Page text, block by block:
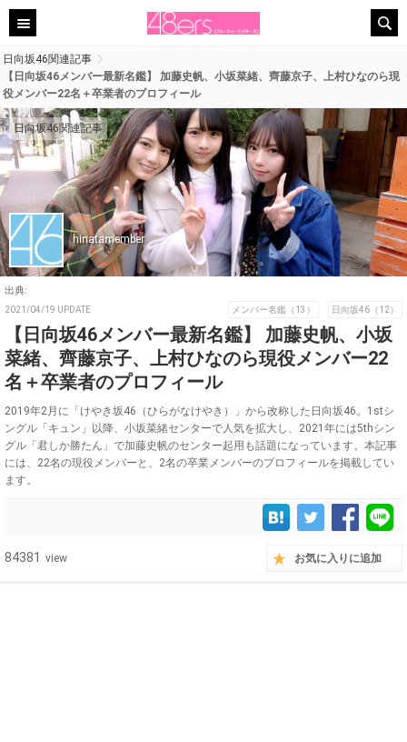
日向坂46関連記事
【日向坂46メンバー最新名鑑】 加藤史帆、小坂菜緒、齊藤京子、上村ひなのら現
役メンバー22名＋卒業者のプロフィール
日向坂46関連記事
hinatamember
出典:
2021/04/19 UPDATE メンバー名鑑（13） 日向坂46（12）
【日向坂46メンバー最新名鑑】 加藤史帆、小坂
菜緒、齊藤京子、上村ひなのら現役メンバー22
名＋卒業者のプロフィール
2019年2月に「けやき坂46（ひらがなけやき）」から改称した日向坂46。1stシ
ングル「キュン」以降、小坂菜緒センターで人気を拡大し、2021年には5thシン
グル「君しか勝たん」で加藤史帆のセンター起用も話題になっています。本記事
には、22名の現役メンバーと、2名の卒業メンバーのプロフィールを掲載してい
ます。
84381 view お気に入りに追加